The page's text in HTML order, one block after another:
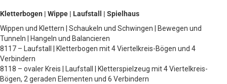
Kletterbogen | Wippe | Laufstall | Spielhaus
Wippen und Klettern | Schaukeln und Schwingen | Bewegen und
Tunneln | Hangeln und Balancieren
8117 – Laufstall | Kletterbogen mit 4 Viertelkreis-Bögen und 4
Verbindern
8118 – ovaler Kreis | Laufstall | Kletterspielzeug mit 4 Viertelkreis-
Bögen, 2 geraden Elementen und 6 Verbindern